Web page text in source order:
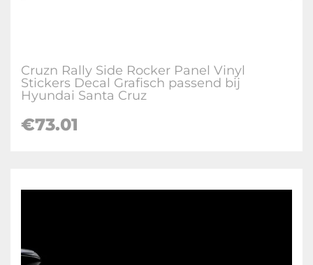
Cruzn Rally Side Rocker Panel Vinyl
Stickers Decal Grafisch passend bij
Hyundai Santa Cruz
€73.01